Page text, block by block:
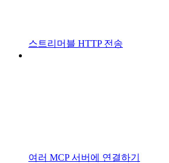
스트리머블 HTTP 전송
여러 MCP 서버에 연결하기